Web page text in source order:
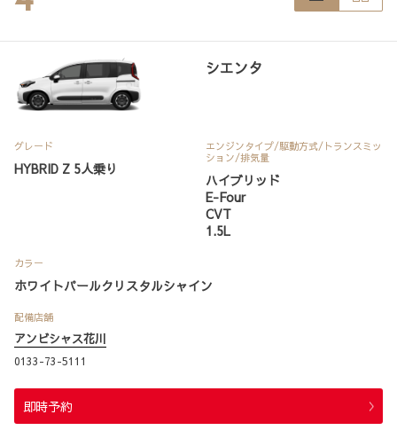
シエンタ
グレード
HYBRID Z 5人乗り
エンジンタイプ/駆動方式/ トランスミッ
ション/排気量
ハイブリッド
E-Four
CVT
1.5L
カラー
ホワイトパールクリスタルシャイン
配備店舗
アンビシャス花川
0133-73-5111
即時予約